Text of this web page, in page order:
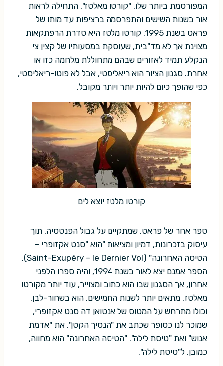
המפורסמת ביותר שלו, "קורטו מאלטז", התחילה לראות
אור בשנות השישים והתפרסמה ברציפות עד מותו של
פראט בשנת 1995. קורטו מלטז היא סדרת הרפתקאות
מצוינת אך לא מד"בית, שעוסקת במסעותיו של קצין צי
הנקלע תמיד לאזורים שבהם מתחוללת מלחמה כזו או
אחרת. סגנון הציור הוא ריאליסטי, אבל לא פוטו-ריאליסטי,
כפי שהופך כיום להיות יותר ויותר מקובל.
קורטו מלטז יוצא לים
ספר אחר של פראט, שמתקיים על גבול הפנטסיה, תוך
עיסוק בזכרונות, דמיון ומציאות "הוא "סנט אקזופרי –
הטיסה האחרונה" (Saint-Exupéry – le Dernier Vol).
הספר אמנם יצא לאור בשנת 1994, והיה ספרו הלפני
אחרון, אך הסגנון שבו הוא כתוב ומצוייר, עוד יותר מקורטו
מאלטז, מתאים יותר לשנות החמישים. הוא בשחור-לבן,
וכולו מתרחש על המטוס של אנטואן דה סנט אקזופרי,
שמוכר לנו כסופר שכתב את "הנסיך הקטן", את "אדמת
אנוש" ואת "טיסת לילה". "הטיסה האחרונה" הוא מחווה,
כמובן, ל"טיסת לילה".